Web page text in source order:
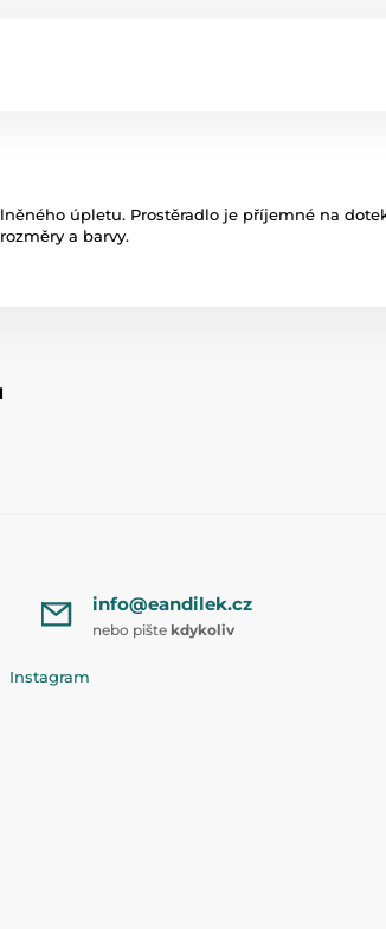
úpletu. Prostěradlo je příjemné na
a barvy.
info@eandilek.cz
nebo pište kdykoliv
Instagram